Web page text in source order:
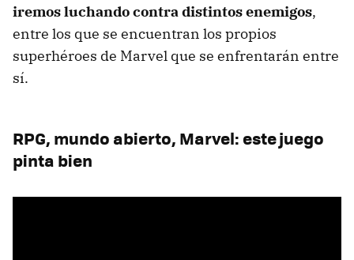
iremos luchando contra distintos enemigos,
entre los que se encuentran los propios
superhéroes de Marvel que se enfrentarán entre
sí.
RPG, mundo abierto, Marvel: este juego
pinta bien